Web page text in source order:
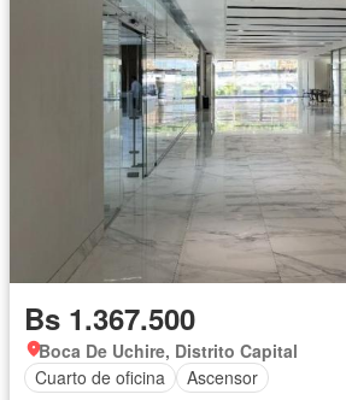
Bs 1.367.500
Boca De Uchire, Distrito Capital
Cuarto de oficina
Ascensor